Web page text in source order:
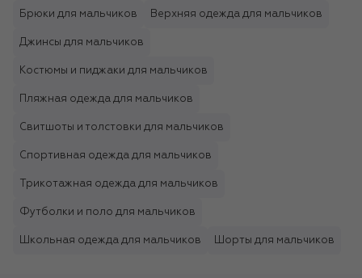
Брюки для мальчиков Верхняя одежда для мальчиков
Джинсы для мальчиков
Костюмы и пиджаки для мальчиков
Пляжная одежда для мальчиков
Свитшоты и толстовки для мальчиков
Спортивная одежда для мальчиков
Трикотажная одежда для мальчиков
Футболки и поло для мальчиков
Школьная одежда для мальчиков Шорты для мальчиков